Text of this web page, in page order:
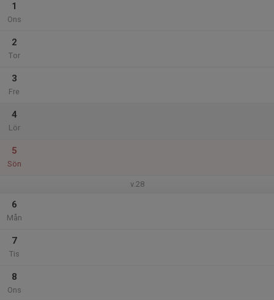
1
Ons
2
Tor
3
Fre
4
Lör
5
Sön
v.28
6
Mån
7
Tis
8
Ons